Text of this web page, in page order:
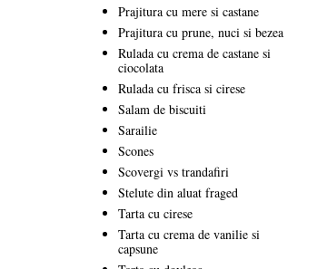
Prajitura cu mere si castane
Prajitura cu prune, nuci si bezea
Rulada cu crema de castane si
ciocolata
Rulada cu frisca si cirese
Salam de biscuiti
Sarailie
Scones
Scovergi vs trandafiri
Stelute din aluat fraged
Tarta cu cirese
Tarta cu crema de vanilie si
capsune